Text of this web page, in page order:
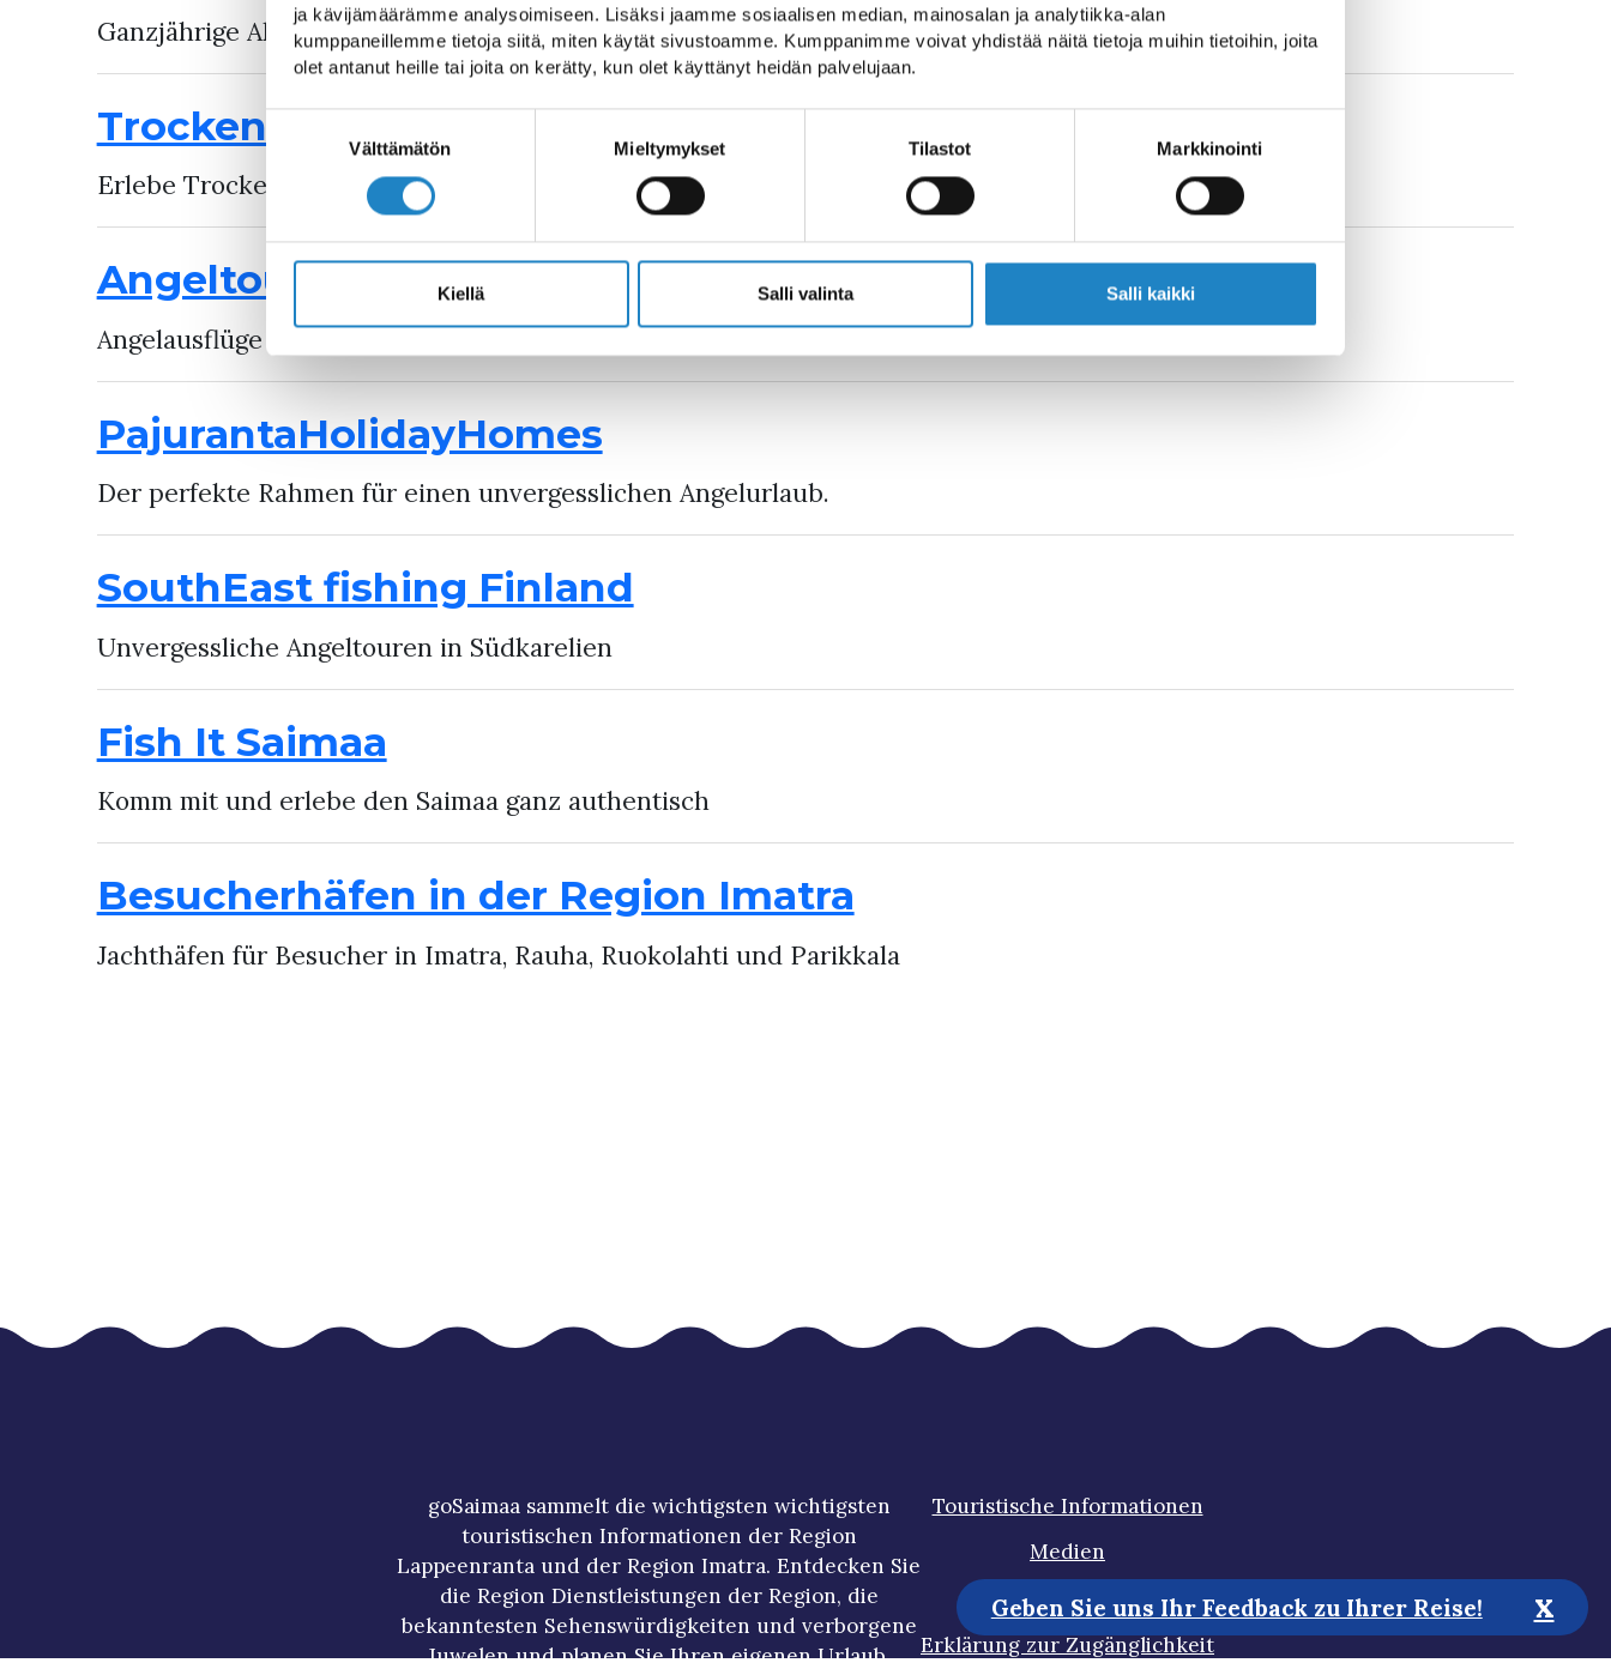
ja kävijämäärämme analysoimiseen. Lisäksi jaamme sosiaalisen median, mainosalan ja analytiikka-alan
kumppaneillemme tietoja siitä, miten käytät sivustoamme. Kumppanimme voivat yhdistää näitä tietoja muihin tietoihin, joita
olet antanut heille tai joita on kerätty, kun olet käyttänyt heidän palvelujaan.
valinta
Välttämätön Mieltymykset Tilastot Markkinointi
Kiellä Salli valinta Salli kaikki
Ganzjährige Aktivität für alle
Trockenanzug-Floaten auf dem Vuoksi
Erlebe Trockenanzug-Floaten auf dem Vuoksi in Imatra.
Angeltouren – Tuplakasi-Action
Angelausflüge auf dem Saimaa-See
PajurantaHolidayHomes
Der perfekte Rahmen für einen unvergesslichen Angelurlaub.
SouthEast fishing Finland
Unvergessliche Angeltouren in Südkarelien
Fish It Saimaa
Komm mit und erlebe den Saimaa ganz authentisch
Besucherhäfen in der Region Imatra
Jachthäfen für Besucher in Imatra, Rauha, Ruokolahti und Parikkala
goSaimaa sammelt die wichtigsten wichtigsten
touristischen Informationen der Region
Lappeenranta und der Region Imatra. Entdecken Sie
die Region Dienstleistungen der Region, die
bekanntesten Sehenswürdigkeiten und verborgene
Juwelen und planen Sie Ihren eigenen Urlaub.
Touristische Informationen
Medien
Nachhaltigkeit
Erklärung zur Zugänglichkeit
Geben Sie uns Ihr Feedback zu Ihrer Reise! x